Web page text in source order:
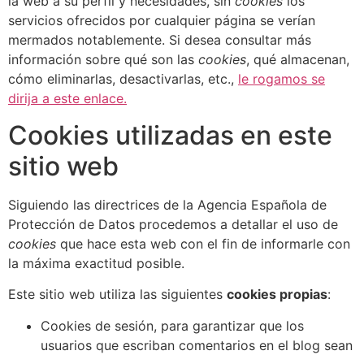
servicios ofrecidos por cualquier página se verían
mermados notablemente. Si desea consultar más
información sobre qué son las cookies, qué almacenan,
cómo eliminarlas, desactivarlas, etc., le rogamos se
dirija a este enlace.
Cookies utilizadas en este
sitio web
Siguiendo las directrices de la Agencia Española de
Protección de Datos procedemos a detallar el uso de
cookies que hace esta web con el fin de informarle con
la máxima exactitud posible.
Este sitio web utiliza las siguientes cookies propias:
Cookies de sesión, para garantizar que los
usuarios que escriban comentarios en el blog sean